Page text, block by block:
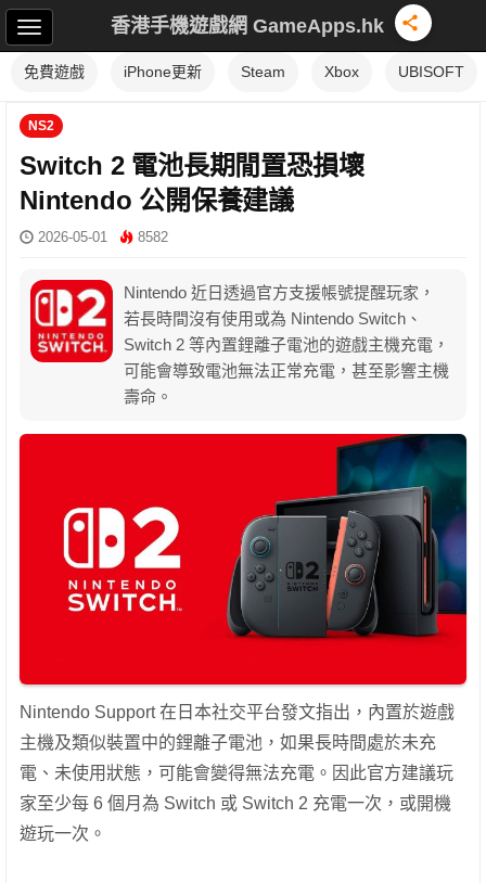
香港手機遊戲網 GameApps.hk
免費遊戲 iPhone更新 Steam Xbox UBISOFT
NS2
Switch 2 電池長期閒置恐損壞
Nintendo 公開保養建議
2026-05-01 8582
Nintendo 近日透過官方支援帳號提醒玩家，
若長時間沒有使用或為 Nintendo Switch、
Switch 2 等內置鋰離子電池的遊戲主機充電，
可能會導致電池無法正常充電，甚至影響主機
壽命。
Nintendo Support 在日本社交平台發文指出，內置於遊戲
主機及類似裝置中的鋰離子電池，如果長時間處於未充
電、未使用狀態，可能會變得無法充電。因此官方建議玩
家至少每 6 個月為 Switch 或 Switch 2 充電一次，或開機
遊玩一次。